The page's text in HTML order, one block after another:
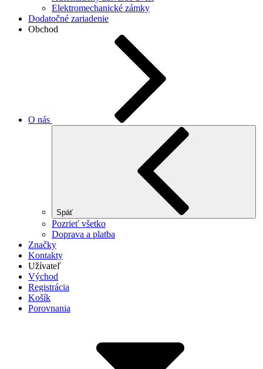
Elektromechanické zámky
Dodatočné zariadenie
Obchod
O nás
Späť
Pozrieť všetko
Doprava a platba
Značky
Kontakty
Užívateľ
Východ
Registrácia
Košík
Porovnania